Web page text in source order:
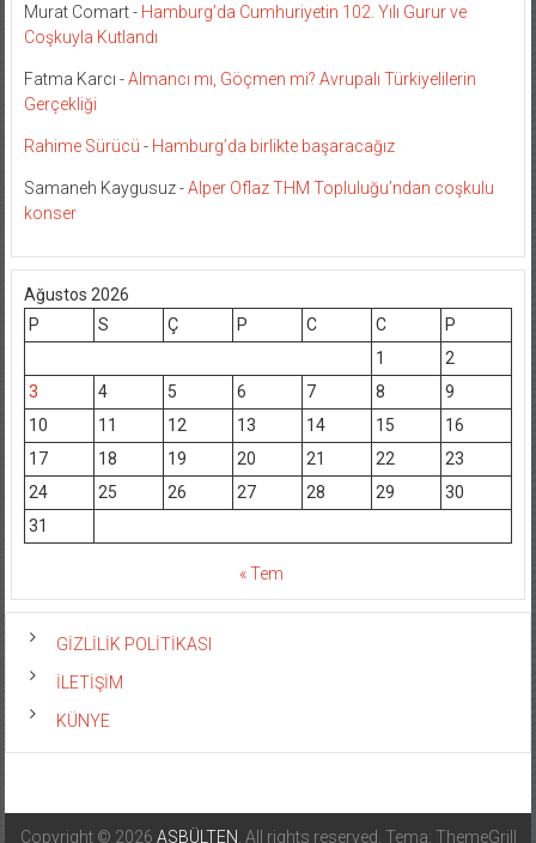
Murat Comart- Hamburg’da Cumhuriyetin 102. Yılı Gurur ve
Coşkuyla Kutlandı
Fatma Karcı -Almancı mı, Göçmen mi? Avrupalı Türkiyelilerin
Gerçekliği
Rahime Sürücü - Hamburg’da birlikte başaracağız
Samaneh Kaygusuz-Alper Oflaz THM Topluluğu’ndan coşkulu
konser
Ağustos 2026
P
S Ç P C C
P
1
2
3
4 5 6 7 8
9
10
11 12 13 14 15
16
17
18 19 20 21 22
23
24
25 26 27 28 29
30
31
« Tem
GİZLİLİK POLİTİKASI
İLETİŞİM
KÜNYE
Copyright © 2026 ASBÜLTEN . All rights reserved. Tema: ThemeGrill